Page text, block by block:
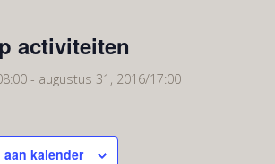
activiteiten
- augustus 31, 2016/17:00
aan kalender